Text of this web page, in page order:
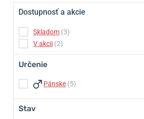
Dostupnosť a akcie
Skladom (3)
V akcii (2)
Určenie
Pánske (5)
Stav